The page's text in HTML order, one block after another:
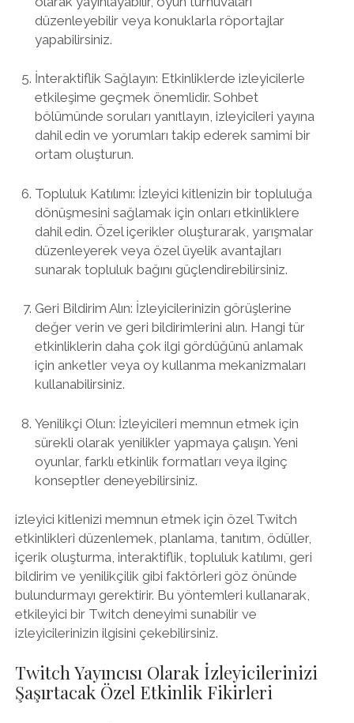
düzenleyebilir veya konuklarla röportajlar
yapabilirsiniz.
İnteraktiflik Sağlayın: Etkinliklerde izleyicilerle
etkileşime geçmek önemlidir. Sohbet
bölümünde soruları yanıtlayın, izleyicileri yayına
dahil edin ve yorumları takip ederek samimi bir
ortam oluşturun.
Topluluk Katılımı: İzleyici kitlenizin bir topluluğa
dönüşmesini sağlamak için onları etkinliklere
dahil edin. Özel içerikler oluşturarak, yarışmalar
düzenleyerek veya özel üyelik avantajları
sunarak topluluk bağını güçlendirebilirsiniz.
Geri Bildirim Alın: İzleyicilerinizin görüşlerine
değer verin ve geri bildirimlerini alın. Hangi tür
etkinliklerin daha çok ilgi gördüğünü anlamak
için anketler veya oy kullanma mekanizmaları
kullanabilirsiniz.
Yenilikçi Olun: İzleyicileri memnun etmek için
sürekli olarak yenilikler yapmaya çalışın. Yeni
oyunlar, farklı etkinlik formatları veya ilginç
konseptler deneyebilirsiniz.
izleyici kitlenizi memnun etmek için özel Twitch
etkinlikleri düzenlemek, planlama, tanıtım, ödüller,
içerik oluşturma, interaktiflik, topluluk katılımı, geri
bildirim ve yenilikçilik gibi faktörleri göz önünde
bulundurmayı gerektirir. Bu yöntemleri kullanarak,
etkileyici bir Twitch deneyimi sunabilir ve
izleyicilerinizin ilgisini çekebilirsiniz.
Twitch Yayıncısı Olarak İzleyicilerinizi
Şaşırtacak Özel Etkinlik Fikirleri